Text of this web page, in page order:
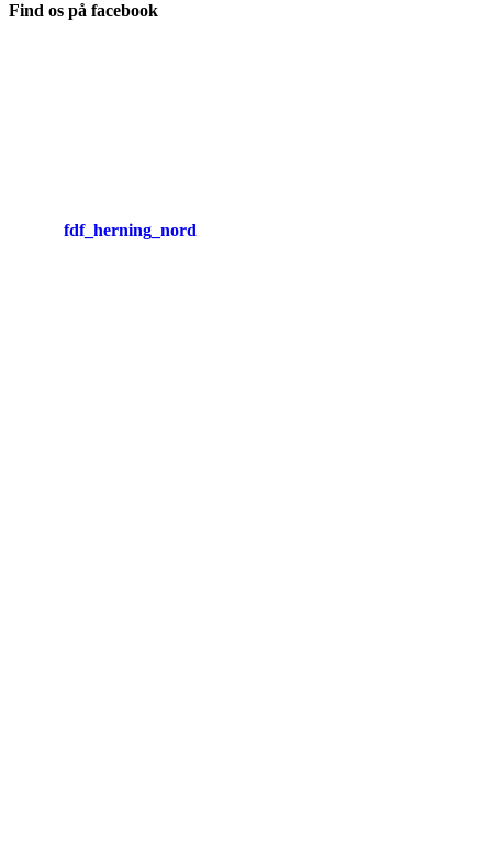
Find os på facebook
fdf_herning_nord